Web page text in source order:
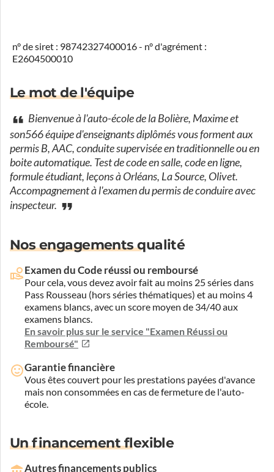
n° de siret : 98742327400016 - n° d'agrément :
E2604500010
Le mot de l'équipe
Bienvenue à l'auto-école de la Bolière, Maxime et
son566 équipe d'enseignants diplômés vous forment aux
permis B, AAC, conduite supervisée en traditionnelle ou en
boite automatique. Test de code en salle, code en ligne,
formule étudiant, leçons à Orléans, La Source, Olivet.
Accompagnement à l'examen du permis de conduire avec
inspecteur.
Nos engagements qualité
Examen du Code réussi ou remboursé
Pour cela, vous devez avoir fait au moins 25 séries dans
Pass Rousseau (hors séries thématiques) et au moins 4
examens blancs, avec un score moyen de 34/40 aux
examens blancs.
En savoir plus sur le service "Examen Réussi ou
Remboursé"
Garantie financière
Vous êtes couvert pour les prestations payées d'avance
mais non consommées en cas de fermeture de l'auto-
école.
Un financement flexible
Autres financements publics